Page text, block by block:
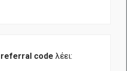
referral code λέει: